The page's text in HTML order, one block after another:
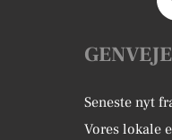
GENVEJE
Seneste nyt
Vores lokale